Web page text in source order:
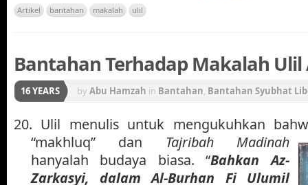
Artikel bantahan makalah ulil
Bantahan Terhadap Makalah Ulil
16 YEARS byAbu Hamzah in Bantahan, Bantahan Syubhat
20. Ulil menulis untuk mengukuhkan
“makhluq” dan
Tajribah Madinah
hanyalah budaya biasa. “Bahkan Az-
Zarkasyi, dalam Al-Burhan Fi Ulumil